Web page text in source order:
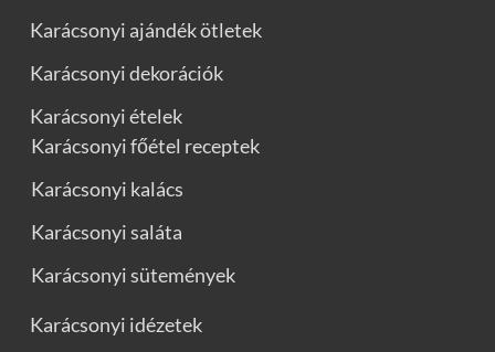
Karácsonyi ajándék ötletek
Karácsonyi dekorációk
Karácsonyi ételek
Karácsonyi főétel receptek
Karácsonyi kalács
Karácsonyi saláta
Karácsonyi sütemények
Karácsonyi idézetek